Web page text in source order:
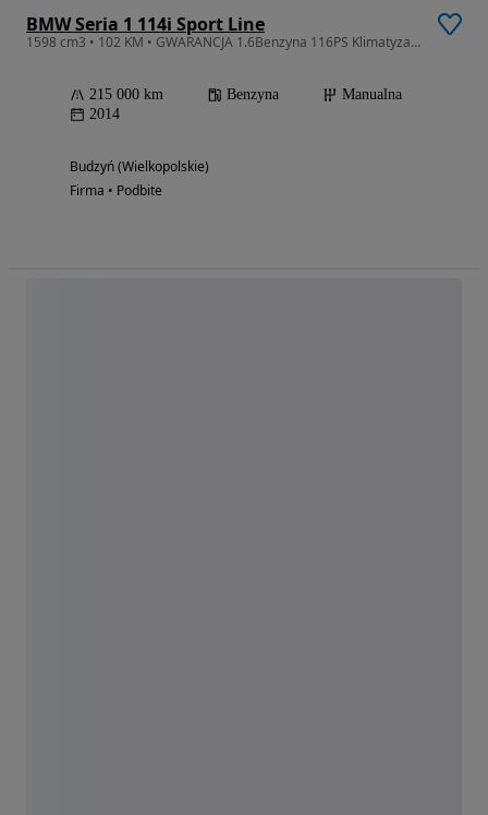
BMW Seria 1 114i Sport Line
1598 cm3 • 102 KM • GWARANCJA 1.6Benzyna 116PS Klimatyzacja GrzaneFotele PDC Zamiana
215 000 km Benzyna
Manualna
2014
Budzyń (Wielkopolskie)
Firma • Podbite